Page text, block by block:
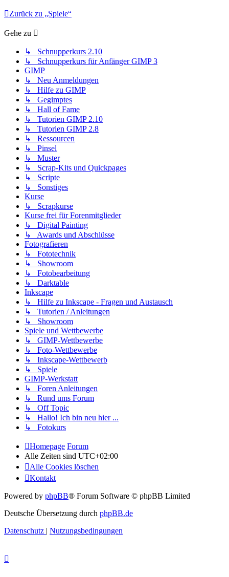
Zurück zu „Spiele“
Gehe zu
↳ Schnupperkurs 2.10
↳ Schnupperkurs für Anfänger GIMP 3
GIMP
↳ Neu Anmeldungen
↳ Hilfe zu GIMP
↳ Gegimptes
↳ Hall of Fame
↳ Tutorien GIMP 2.10
↳ Tutorien GIMP 2.8
↳ Ressourcen
↳ Pinsel
↳ Muster
↳ Scrap-Kits und Quickpages
↳ Scripte
↳ Sonstiges
Kurse
↳ Scrapkurse
Kurse frei für Forenmitglieder
↳ Digital Painting
↳ Awards und Abschlüsse
Fotografieren
↳ Fototechnik
↳ Showroom
↳ Fotobearbeitung
↳ Darktable
Inkscape
↳ Hilfe zu Inkscape - Fragen und Austausch
↳ Tutorien / Anleitungen
↳ Showroom
Spiele und Wettbewerbe
↳ GIMP-Wettbewerbe
↳ Foto-Wettbewerbe
↳ Inkscape-Wettbewerb
↳ Spiele
GIMP-Werkstatt
↳ Foren Anleitungen
↳ Rund ums Forum
↳ Off Topic
↳ Hallo! Ich bin neu hier ...
↳ Fotokurs
Homepage Forum
Alle Zeiten sind UTC+02:00
Alle Cookies löschen
Kontakt
Powered by phpBB® Forum Software © phpBB Limited
Deutsche Übersetzung durch phpBB.de
Datenschutz | Nutzungsbedingungen